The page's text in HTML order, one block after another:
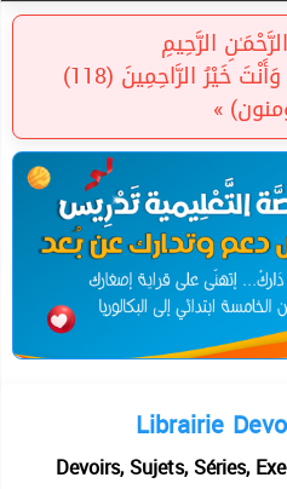
الرَّحِيمِ
« وَقُلْ رَبِّ اغْفِرْ وَارْحَمْ وَأَنْتَ خَيْرُ الرَّاحِمِينَ (118)
»
Devoirs, Sujets, Séries,